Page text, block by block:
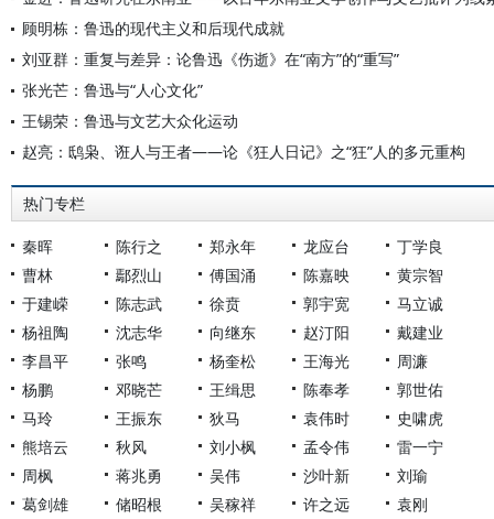
顾明栋：鲁迅的现代主义和后现代成就
刘亚群：重复与差异：论鲁迅《伤逝》在“南方”的“重写”
张光芒：鲁迅与“人心文化”
王锡荣：鲁迅与文艺大众化运动
赵亮：鸱枭、诳人与王者——论《狂人日记》之“狂”人的多元重构
热门专栏
秦晖 陈行之 郑永年 龙应台
丁学良
曹林
鄢烈山 傅国涌 陈嘉映
黄宗智
于建嵘
陈志武 徐贲 郭宇宽
马立诚
杨祖陶
沈志华 向继东 赵汀阳
戴建业
李昌平
张鸣 杨奎松 王海光
周濂
杨鹏
邓晓芒 王缉思 陈奉孝
郭世佑
马玲
王振东 狄马 袁伟时
史啸虎
熊培云
秋风 刘小枫 孟令伟
雷一宁
周枫
蒋兆勇 吴伟 沙叶新
刘瑜
葛剑雄
储昭根 吴稼祥 许之远 袁刚